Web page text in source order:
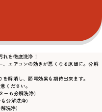
れを徹底洗浄！
エアコンの効きが悪くなる原因に。分解
解消し、節電効果も期待出来ます。
ください。
も分解洗浄）
分解洗浄）
洗浄）